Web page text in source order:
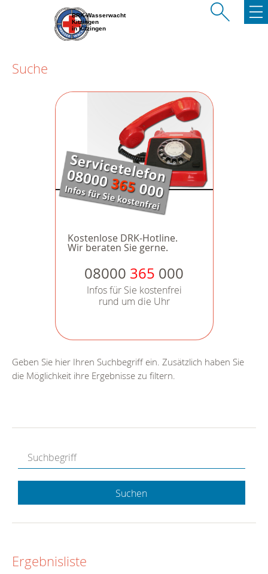
BRK-Wasserwacht
Kitzingen
in Kitzingen
Suche
Kostenlose DRK-Hotline.
Wir beraten Sie gerne.
08000 365 000
Infos für Sie kostenfrei
rund um die Uhr
Geben Sie hier Ihren Suchbegriff ein. Zusätzlich haben Sie
die Möglichkeit ihre Ergebnisse zu filtern.
Suchen
Ergebnisliste